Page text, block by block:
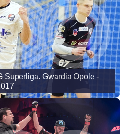
Superliga. Gwardia Opole -